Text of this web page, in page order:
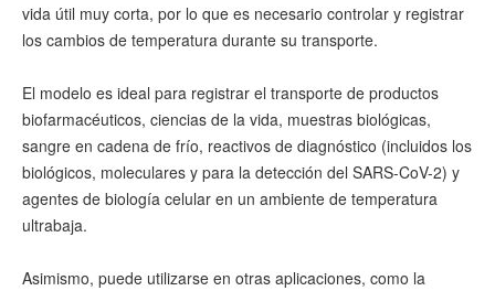
vida útil muy corta, por lo que es necesario controlar y registrar
los cambios de temperatura durante su transporte.
El modelo es ideal para registrar el transporte de productos
biofarmacéuticos, ciencias de la vida, muestras biológicas,
sangre en cadena de frío, reactivos de diagnóstico (incluidos los
biológicos, moleculares y para la detección del SARS-CoV-2) y
agentes de biología celular en un ambiente de temperatura
ultrabaja.
Asimismo, puede utilizarse en otras aplicaciones, como la